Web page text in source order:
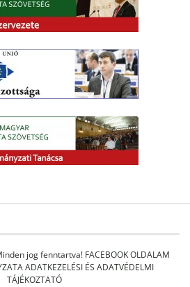
jog fenntartva! FACEBOOK OLDALAM
ADATKEZELÉSI ÉS ADATVÉDELMI
TÁJÉKOZTATÓ